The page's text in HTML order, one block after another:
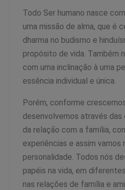
Todo Ser humano nasce
uma missão de alma, que é
dharma no budismo e
propósito de vida. Também
com uma inclinação à uma
essência individual e única.
Porém, conforme
desenvolvemos através
da relação com a família,
experiências e assim vamos
personalidade. Todos nós
papéis na vida, em
nas relações de família e